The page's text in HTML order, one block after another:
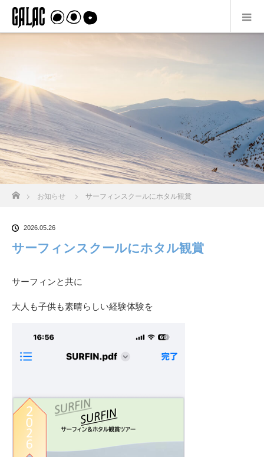
ホーム
お知らせ サーフィンスクールにホタル観賞
2026.05.26
サーフィンスクールにホタル観賞
サーフィンと共に
大人も子供も素晴らしい経験体験を